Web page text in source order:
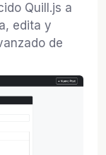
Quill.js a
edita y
de